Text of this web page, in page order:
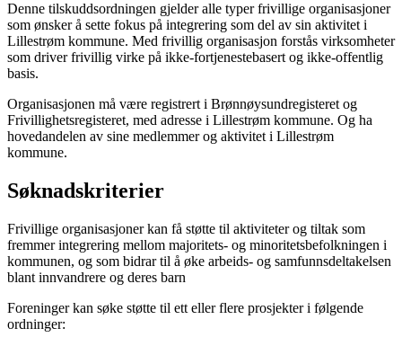
Denne tilskuddsordningen gjelder alle typer frivillige organisasjoner
som ønsker å sette fokus på integrering som del av sin aktivitet i
Lillestrøm kommune. Med frivillig organisasjon forstås virksomheter
som driver frivillig virke på ikke-fortjenestebasert og ikke-offentlig
basis.
Organisasjonen må være registrert i Brønnøysundregisteret og
Frivillighetsregisteret, med adresse i Lillestrøm kommune. Og ha
hovedandelen av sine medlemmer og aktivitet i Lillestrøm
kommune.
Søknadskriterier
Frivillige organisasjoner kan få støtte til aktiviteter og tiltak som
fremmer integrering mellom majoritets- og minoritetsbefolkningen i
kommunen, og som bidrar til å øke arbeids- og samfunnsdeltakelsen
blant innvandrere og deres barn
Foreninger kan søke støtte til ett eller flere prosjekter i følgende
ordninger: